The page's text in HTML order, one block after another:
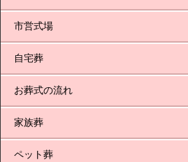
市営式場
自宅葬
お葬式の流れ
家族葬
ペット葬